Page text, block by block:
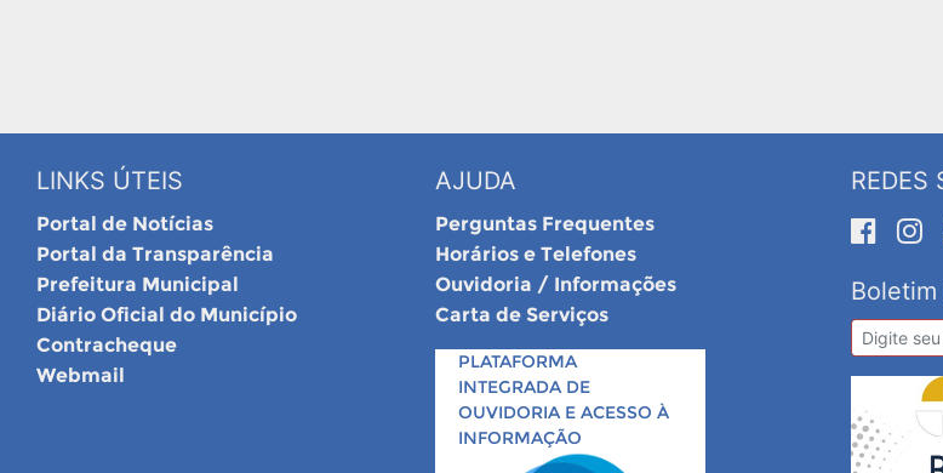
LINKS ÚTEIS
Portal de Notícias
Portal da Transparência
Prefeitura Municipal
Diário Oficial do Município
Contracheque
Webmail
AJUDA
Perguntas Frequentes
Horários e Telefones
Ouvidoria / Informações
Carta de Serviços
PLATAFORMA
INTEGRADA DE
OUVIDORIA E ACESSO À
INFORMAÇÃO
REDES
Boletim